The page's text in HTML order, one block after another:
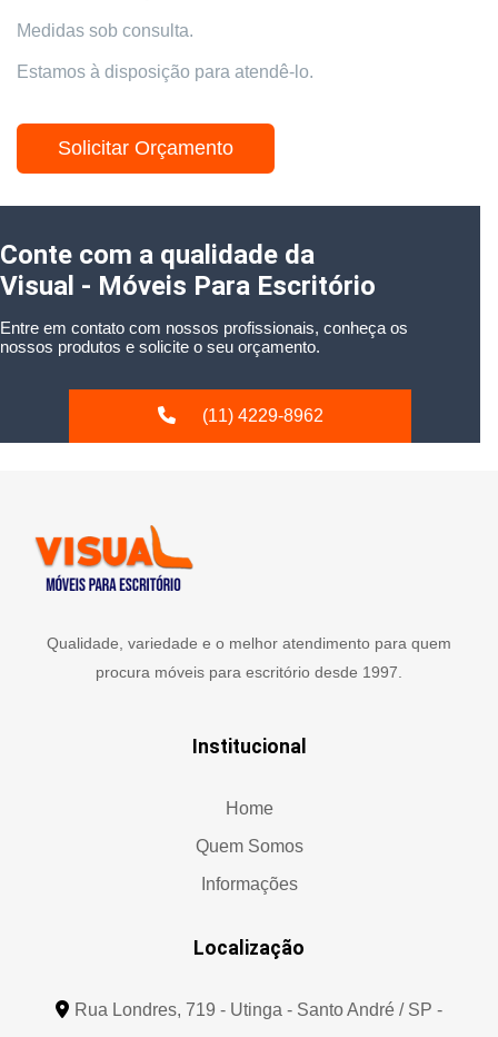
Medidas sob consulta.
Estamos à disposição para atendê-lo.
Solicitar Orçamento
Conte com a qualidade da
Visual - Móveis Para Escritório
Entre em contato com nossos profissionais, conheça os
nossos produtos e solicite o seu orçamento.
(11) 4229-8962
Qualidade, variedade e o melhor atendimento para quem
procura móveis para escritório desde 1997.
Institucional
Home
Quem Somos
Informações
Localização
Rua Londres, 719 - Utinga - Santo André / SP -